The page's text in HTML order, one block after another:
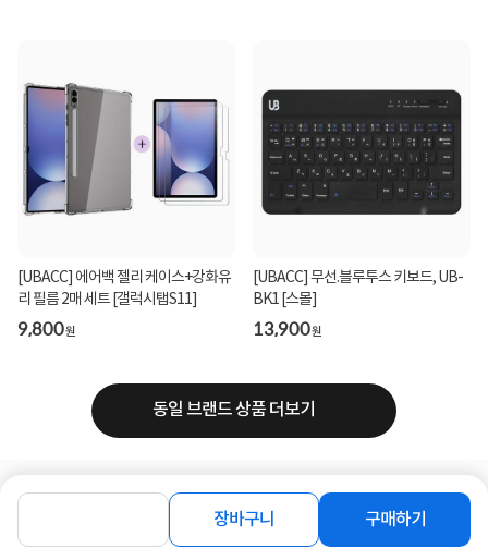
장바구니 구매하기
[UBACC] 에어백 젤리 케이스+강화유
리 필름 2매 세트 [갤럭시탭S11]
9,800원
[UBACC] 무선.블루투스 키보드, UB-
BK1 [스몰]
13,900원
동일 브랜드 상품 더보기
로그인 공지사항오시는길회사소개 PC버전
1588-8377 컴퓨존 APP